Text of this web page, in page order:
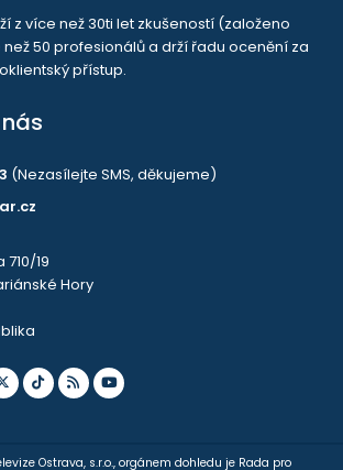
z více než 30ti let zkušeností (založeno
než 50 profesionálů a drží řadu ocenění za
přístup.
(Nezasílejte SMS, děkujeme)
19
Hory
Ostrava, s.r.o., orgánem dohledu je Rada pro